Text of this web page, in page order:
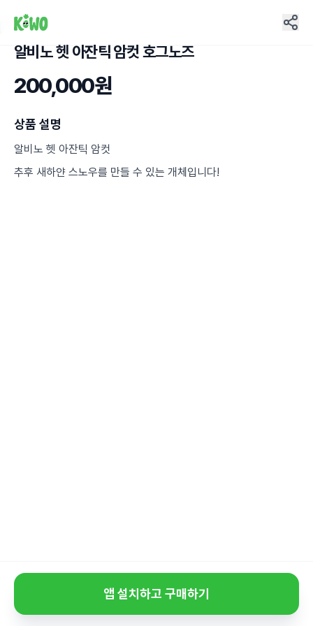
알비노 헷 아잔틱 암컷 호그노즈
200,000원
상품 설명
알비노 헷 아잔틱 암컷
추후 새하얀 스노우를 만들 수 있는 개체입니다!
앱 설치하고 구매하기